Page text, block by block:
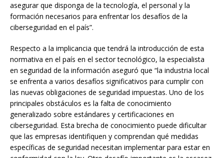
asegurar que disponga de la tecnología, el personal y la
formación necesarios para enfrentar los desafíos de la
ciberseguridad en el país”.
Respecto a la implicancia que tendrá la introducción de esta
normativa en el país en el sector tecnológico, la especialista
en seguridad de la información aseguró que “la industria local
se enfrenta a varios desafíos significativos para cumplir con
las nuevas obligaciones de seguridad impuestas. Uno de los
principales obstáculos es la falta de conocimiento
generalizado sobre estándares y certificaciones en
ciberseguridad. Esta brecha de conocimiento puede dificultar
que las empresas identifiquen y comprendan qué medidas
específicas de seguridad necesitan implementar para estar en